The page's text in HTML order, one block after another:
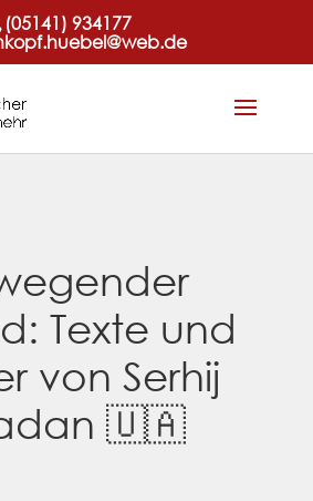
(05141) 934177
Texte und
von Serhij
🇺🇦